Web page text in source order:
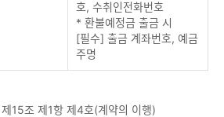
호, 수취인전화번호
* 환불예정금 출금 시
[필수] 출금 계좌번호, 예금
주명
15조 제1항 제4호(계약의 이행)